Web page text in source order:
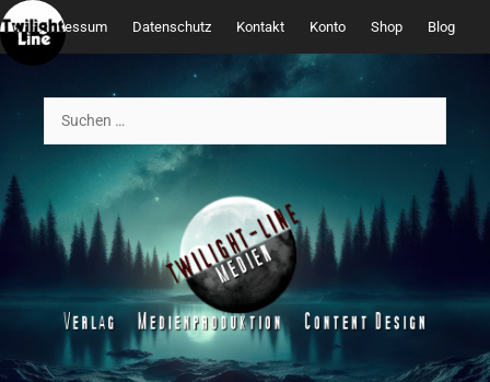
Zum
Inhalt
springen
Impressum Datenschutz Kontakt Konto Shop Blog
nach: